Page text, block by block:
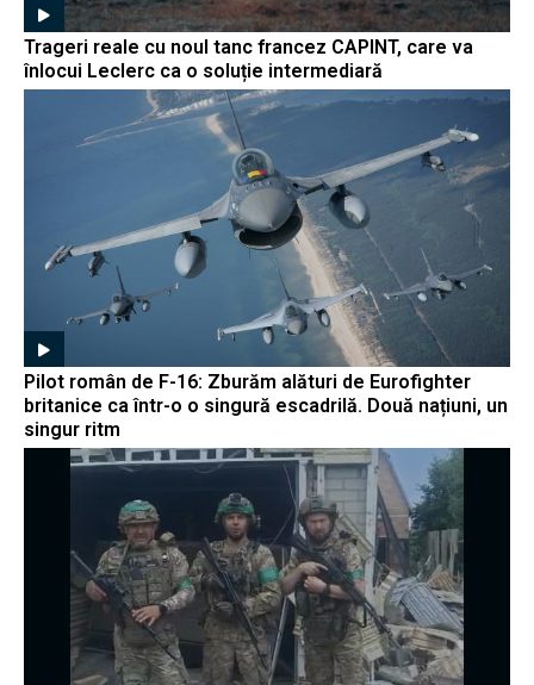
Trageri reale cu noul tanc francez CAPINT, care va
înlocui Leclerc ca o soluție intermediară
Pilot român de F-16: Zburăm alături de Eurofighter
britanice ca într-o o singură escadrilă. Două națiuni, un
singur ritm